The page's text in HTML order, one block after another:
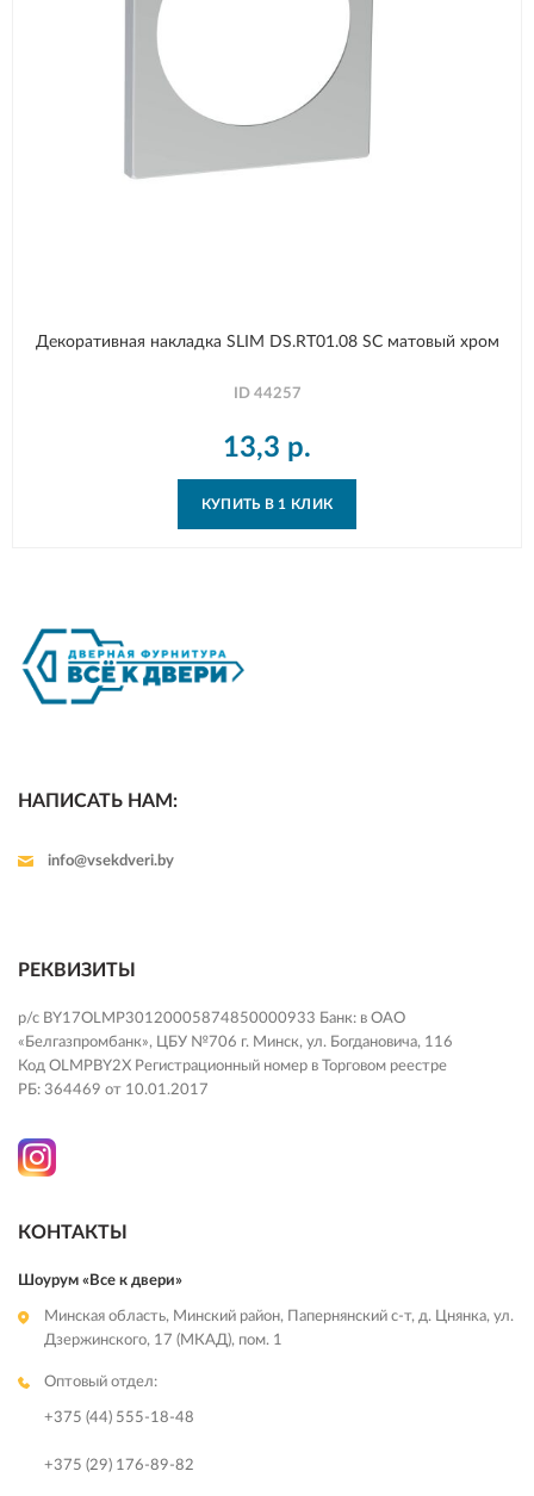
Декоративная накладка SLIM DS.RT01.08 SC матовый хром
ID 44257
13,3 р.
КУПИТЬ В 1 КЛИК
НАПИСАТЬ НАМ:
info@vsekdveri.by
РЕКВИЗИТЫ
р/с BY17OLMP30120005874850000933 Банк: в ОАО
«Белгазпромбанк», ЦБУ №706 г. Минск, ул. Богдановича, 116
Код OLMPBY2X Регистрационный номер в Торговом реестре
РБ: 364469 от 10.01.2017
КОНТАКТЫ
Шоурум «Все к двери»
Минская область, Минский район, Папернянский с-т, д. Цнянка, ул.
Дзержинского, 17 (МКАД), пом. 1
Оптовый отдел:
+375 (44) 555-18-48
+375 (29) 176-89-82